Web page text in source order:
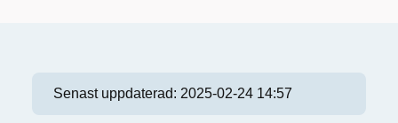
Senast uppdaterad: 2025-02-24 14:57